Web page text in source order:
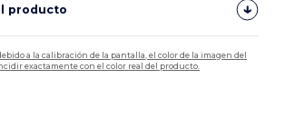
producto
a la calibración de la pantalla, el color de la imagen del
exactamente con el color real del producto.